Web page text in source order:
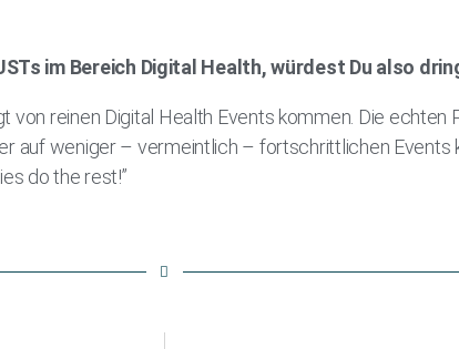
im Bereich Digital Health, würdest Du also
von reinen Digital Health Events kommen. Die echten
auf weniger – vermeintlich – fortschrittlichen Events
do the rest!”